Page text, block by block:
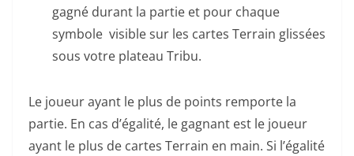
gagné durant la partie et pour chaque
symbole visible sur les cartes Terrain glissées
sous votre plateau Tribu.
Le joueur ayant le plus de points remporte la
partie. En cas d’égalité, le gagnant est le joueur
ayant le plus de cartes Terrain en main. Si l’égalité